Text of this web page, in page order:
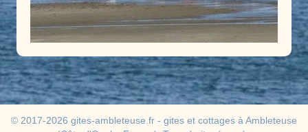
© 2017-2026 gites-ambleteuse.fr - gites et cottages à Ambleteuse